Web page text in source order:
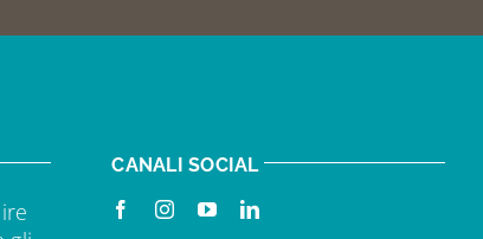
CANALI SOCIAL